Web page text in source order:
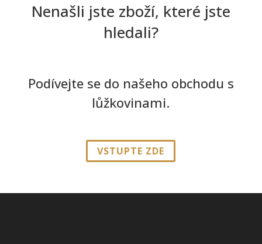
Nenašli jste zboží, které jste
hledali?
Podívejte se do našeho obchodu s
lůžkovinami.
VSTUPTE ZDE